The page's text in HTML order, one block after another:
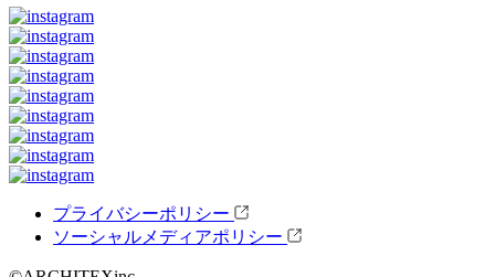
プライバシーポリシー
ソーシャルメディアポリシー